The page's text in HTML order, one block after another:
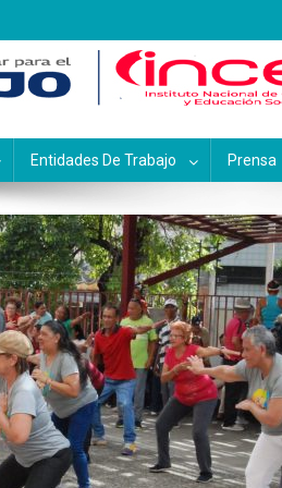
y
Entidades De Trabajo Prensa